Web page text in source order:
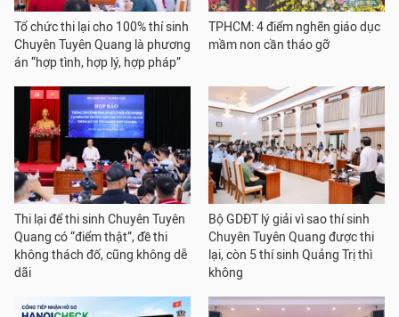
Tổ chức thi lại cho 100% thí sinh
Chuyên Tuyên Quang là phương
án “hợp tình, hợp lý, hợp pháp”
TPHCM: 4 điểm nghẽn giáo dục
mầm non cần tháo gỡ
Thi lại để thi sinh Chuyên Tuyên
Quang có “điểm thật”, đề thi
không thách đố, cũng không dễ
dãi
Bộ GDĐT lý giải vì sao thí sinh
Chuyên Tuyên Quang được thi
lại, còn 5 thí sinh Quảng Trị thì
không